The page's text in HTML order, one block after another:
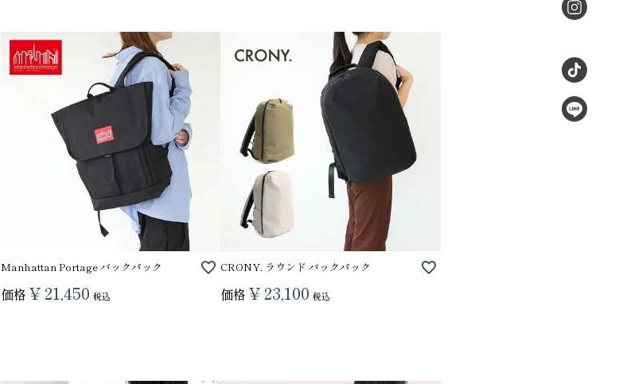
Manhattan Portage バックパック
価格 ¥21,450 税込
CRONY. ラウンド バックパック
価格 ¥23,100 税込